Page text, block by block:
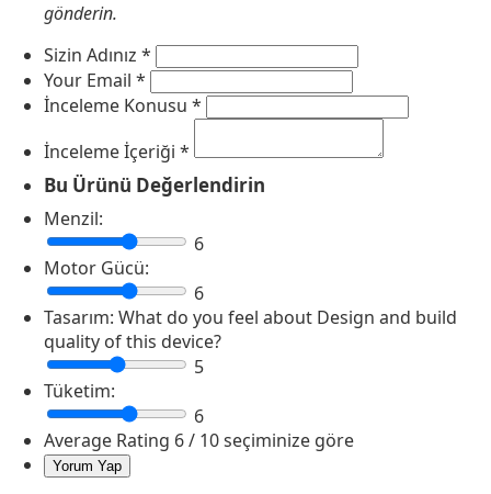
gönderin.
Sizin Adınız *
Your Email *
İnceleme Konusu *
İnceleme İçeriği *
Bu Ürünü Değerlendirin
Menzil:
6
Motor Gücü:
6
Tasarım: What do you feel about Design and build
quality of this device?
5
Tüketim:
6
Average Rating 6/ 10 seçiminize göre